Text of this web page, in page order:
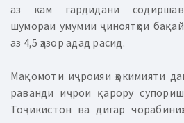
аз кам гардидани
шумораи умумии ҷиноятҳои
аз 4,5 ҳазор адад расид.
Мақомоти иҷроияи ҳокимияти
раванди иҷрои қарору
Тоҷикистон ва дигар